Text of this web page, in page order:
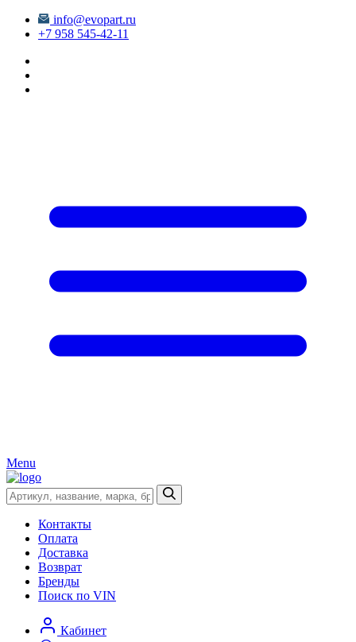
info@evopart.ru
+7 958 545-42-11
Menu
Контакты
Оплата
Доставка
Возврат
Бренды
Поиск по VIN
Кабинет